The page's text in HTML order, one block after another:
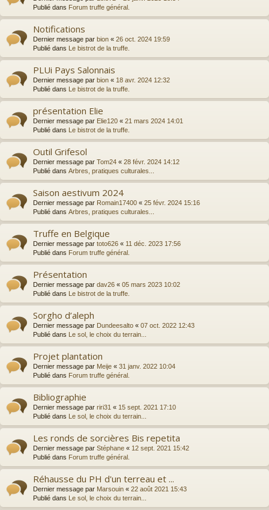
Publié dans Forum truffe général.
Notifications
Dernier message par bion « 26 oct. 2024 19:59
Publié dans
Le bistrot de la truffe.
PLUi Pays Salonnais
Dernier message par bion « 18 avr. 2024 12:32
Publié dans
Le bistrot de la truffe.
présentation Elie
Dernier message par Elie120 « 21 mars 2024 14:01
Publié dans
Le bistrot de la truffe.
Outil Grifesol
Dernier message par Tom24 « 28 févr. 2024 14:12
Publié dans Arbres, pratiques culturales...
Saison aestivum 2024
Dernier message par Romain17400 « 25 févr. 2024 15:16
Publié dans Arbres, pratiques culturales...
Truffe en Belgique
Dernier message par toto626 « 11 déc. 2023 17:56
Publié dans Forum truffe général.
Présentation
Dernier message par dav26 « 05 mars 2023 10:02
Publié dans
Le bistrot de la truffe.
Sorgho d’aleph
Dernier message par Dundeesalto « 07 oct. 2022 12:43
Publié dans
Le sol, le choix du terrain...
Projet plantation
Dernier message par Meije « 31 janv. 2022 10:04
Publié dans Forum truffe général.
Bibliographie
Dernier message par riri31 « 15 sept. 2021 17:10
Publié dans
Le sol, le choix du terrain...
Les ronds de sorcières Bis repetita
Dernier message par Stéphane « 12 sept. 2021 15:42
Publié dans Forum truffe général.
Réhausse du PH d'un terreau et ...
Dernier message par Marsouin « 22 août 2021 15:43
Publié dans
Le sol, le choix du terrain...